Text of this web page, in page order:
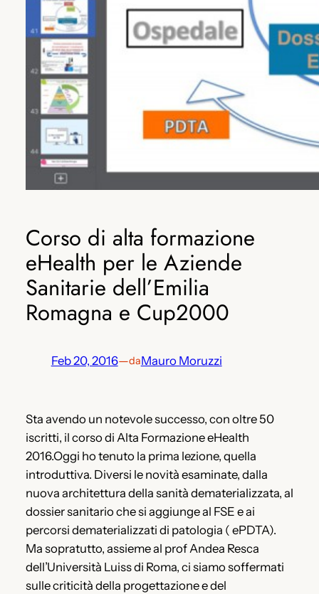
Corso di alta formazione
eHealth per le Aziende
Sanitarie dell’Emilia
Romagna e Cup2000
Feb 20, 2016—daMauro Moruzzi
Sta avendo un notevole successo, con oltre 50
iscritti, il corso di Alta Formazione eHealth
2016.Oggi ho tenuto la prima lezione, quella
introduttiva. Diversi le novità esaminate, dalla
nuova architettura della sanità dematerializzata, al
dossier sanitario che si aggiunge al FSE e ai
percorsi dematerializzati di patologia ( ePDTA).
Ma sopratutto, assieme al prof Andea Resca
dell’Università Luiss di Roma, ci siamo soffermati
sulle criticità della progettazione e del